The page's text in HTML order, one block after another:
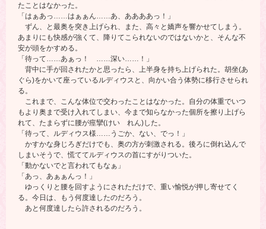
たことはなかった。
「はぁあっ……はぁぁん……あ、ああああっ！」
ずん、と最奥を突き上げられ、また、高々と嬌声を響かせてしまう。
あまりにも快感が強くて、降りてこられないのではないかと、そんな不
安が頭をかすめる。
「待って……あぁっ！ ……深い……！」
背中に手が回されたかと思ったら、上半身を持ち上げられた。胡坐(あ
ぐら)をかいて座っているルディウスと、向かい合う体勢に移行させられ
る。
これまで、こんな体位で交わったことはなかった。自分の体重でいつ
もより奥まで受け入れてしまい、今まで知らなかった個所を擦り上げら
れて、たまらずに腰が痙攣(けい れん)した。
「待って、ルディウス様……うごか、ない、でっ！」
かすかな身じろぎだけでも、奥の方が刺激される。後ろに倒れ込んで
しまいそうで、慌ててルディウスの首にすがりついた。
「動かないでと言われてもなぁ」
「あっ、あぁぁんっ！」
ゆっくりと腰を回すようにされただけで、重い愉悦が押し寄せてく
る。今日は、もう何度達したのだろう。
あと何度達したら許されるのだろう。